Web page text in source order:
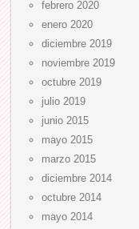
febrero 2020
enero 2020
diciembre 2019
noviembre 2019
octubre 2019
julio 2019
junio 2015
mayo 2015
marzo 2015
diciembre 2014
octubre 2014
mayo 2014